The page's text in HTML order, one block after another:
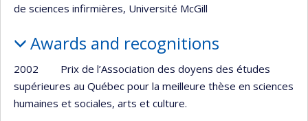
de sciences infirmières, Université McGill
Awards and recognitions
2002 Prix de l’Association des doyens des études
supérieures au Québec pour la meilleure thèse en sciences
humaines et sociales, arts et culture.